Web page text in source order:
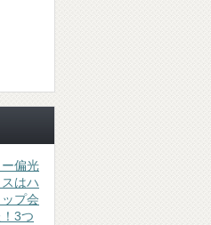
偏光
はハ
プ会
3つ